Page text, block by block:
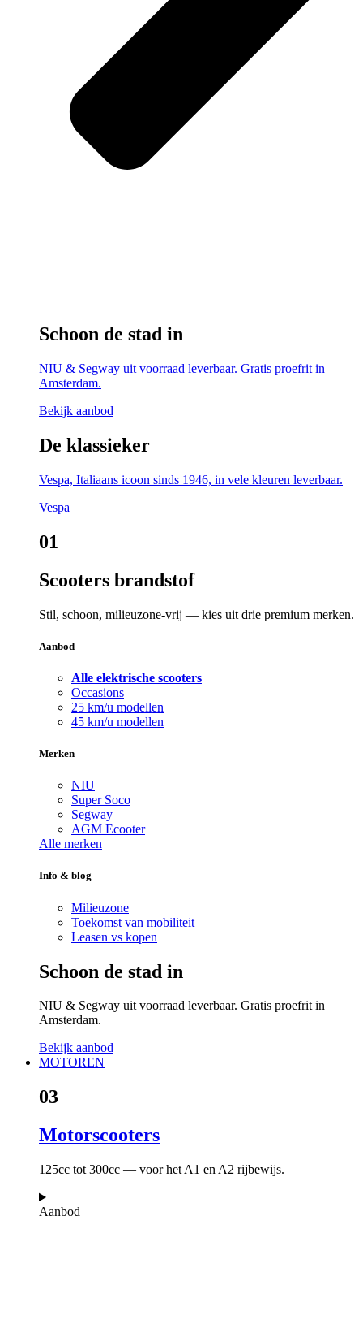
Schoon de stad in
NIU & Segway uit voorraad leverbaar. Gratis proefrit in
Amsterdam.
Bekijk aanbod
De klassieker
Vespa, Italiaans icoon sinds 1946, in vele kleuren leverbaar.
Vespa
01
Scooters brandstof
Stil, schoon, milieuzone-vrij — kies uit drie premium merken.
Aanbod
Alle elektrische scooters
Occasions
25 km/u modellen
45 km/u modellen
Merken
NIU
Super Soco
Segway
AGM Ecooter
Alle merken
Info & blog
Milieuzone
Toekomst van mobiliteit
Leasen vs kopen
Schoon de stad in
NIU & Segway uit voorraad leverbaar. Gratis proefrit in
Amsterdam.
Bekijk aanbod
MOTOREN
03
Motorscooters
125cc tot 300cc — voor het A1 en A2 rijbewijs.
Aanbod